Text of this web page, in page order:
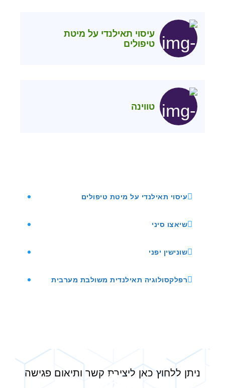
עיסוי תאילנדי על מיטת
טיפולים
טווינה
עיסוי תאילנדי על מיטת טיפולים
שיאצו סיני
שונישין יפני
רפלקסולוגיה תאילנדית משולבת מערבית
ניתן ללחוץ כאן ליצירת קשר ותיאום פגישה